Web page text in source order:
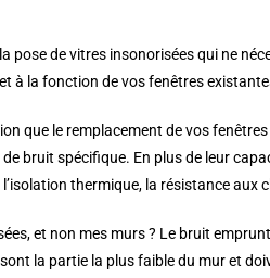
pose de vitres insonorisées qui ne
à la fonction de vos fenêtres
que le remplacement de vos
bruit spécifique. En plus de leur
thermique, la résistance aux
et non mes murs ? Le bruit
la partie la plus faible du mur et